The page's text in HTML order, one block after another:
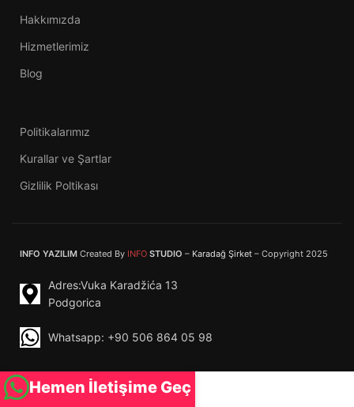
Hakkımızda
Hizmetlerimiz
Blog
Politikalarımız
Kurallar ve Şartlar
Gizlilik Poltikası
INFO YAZILIM Created By INFO STUDIO – Karadağ Şirket – Copyright 2025
Adres:Vuka Karadžića 13
Podgorica
Whatsapp: +90 506 864 05 98
Hemen İletişime Geç